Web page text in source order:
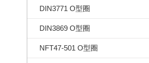
DIN3771 O型圈
DIN3869 O型圈
NFT47-501 O型圈